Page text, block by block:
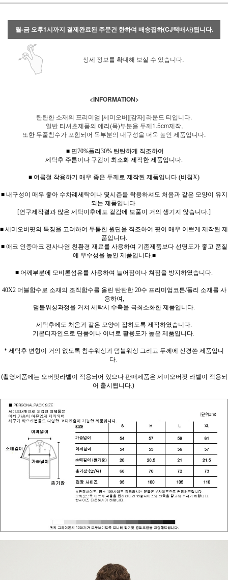
월-금 오후1시까지 결제완료된 주문건 한하여 배송집하(CJ택배사)됩니다.
상세 정보를 확대해 보실 수 있습니다.
<INFORMATION>
탄탄한 소재의 프리미엄 [세미오버][감자] 라운드 티입니다.
일반 티셔츠제품의 에리(목)부분을 두께1.5cm제작,
또한 두줄침수가 포함되어 목부분의 내구성을 더욱 높인 제품입니다.
■ 면70%폴리30% 탄탄하게 직조하여
세탁후 주름이나 구김이 최소화 제작한 제품입니다.
■ 여름철 착용하기 매우 좋은 두께로 제작된 제품입니다.(비침X)
■ 내구성이 매우 좋아 수차례세탁이나 몇시즌을 착용하셔도 처음과 같은 모양이 유지
되는 제품입니다.
[연구제작결과 많은 세탁이후에도 겉감에 보풀이 거의 생기지 않습니다.]
■ 세미오버핏의 특징을 고려하여 두툼한 원단을 직조하여 핏이 매우 이쁘게 제작된 제
품입니다.
■ 애코 인증마크 전사나염 친환경 재료를 사용하여 기존제품보다 선명도가 좋고 품질
에 우수성을 높인 제품입니다.■
■ 어께부분에 모비론섬유를 사용하여 늘어짐이나 쳐짐을 방지하였습니다.
40X2 더블합수로 소재의 조직합수를 올린 탄탄한 20수 프리미엄코튼/폴리 소재를 사
용하여,
덤블워싱과정을 거쳐 세탁시 수축을 극최소화한 제품입니다.
세탁후에도 처음과 같은 모양이 잡히도록 제작하였습니다.
기본디자인으로 단품이나 이너로 활용도가 높은 제품입니다.
* 세탁후 변형이 거의 없도록 침수워싱과 덤블워싱 그리고 두께에 신경쓴 제품입니
다.
(촬영제품에는 오버핏라벨이 적용되어 있으나 판매제품은 세미오버핏 라벨이 적용되
어 출시됩니다.)